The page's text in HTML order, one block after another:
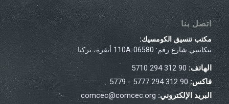
اتصل بنا
مكتب تنسيق الكومسيك:
نيكاتيبي شارع رقم: 110A-06580 أنقرة، تركيا
الهاتف:90 312 294 5710
فاكس:90 312 294 5777 - 5779
البريد الإلكتروني: comcec@comcec.org